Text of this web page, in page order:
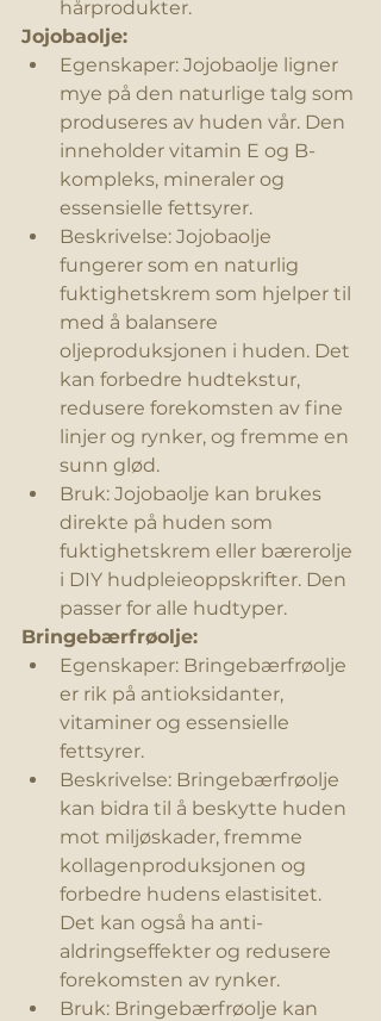
hårprodukter.
Jojobaolje:
Egenskaper: Jojobaolje ligner
mye på den naturlige talg som
produseres av huden vår. Den
inneholder vitamin E og B-
kompleks, mineraler og
essensielle fettsyrer.
Beskrivelse: Jojobaolje
fungerer som en naturlig
fuktighetskrem som hjelper til
med å balansere
oljeproduksjonen i huden. Det
kan forbedre hudtekstur,
redusere forekomsten av fine
linjer og rynker, og fremme en
sunn glød.
Bruk: Jojobaolje kan brukes
direkte på huden som
fuktighetskrem eller bærerolje
i DIY hudpleieoppskrifter. Den
passer for alle hudtyper.
Bringebærfrøolje:
Egenskaper: Bringebærfrøolje
er rik på antioksidanter,
vitaminer og essensielle
fettsyrer.
Beskrivelse: Bringebærfrøolje
kan bidra til å beskytte huden
mot miljøskader, fremme
kollagenproduksjonen og
forbedre hudens elastisitet.
Det kan også ha anti-
aldringseffekter og redusere
forekomsten av rynker.
Bruk: Bringebærfrøolje kan